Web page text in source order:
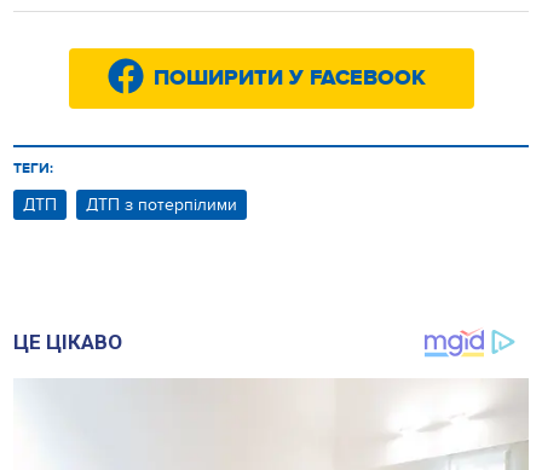
ПОШИРИТИ У FACEBOOK
ТЕГИ:
ДТП ДТП з потерпілими
ЦЕ ЦІКАВО